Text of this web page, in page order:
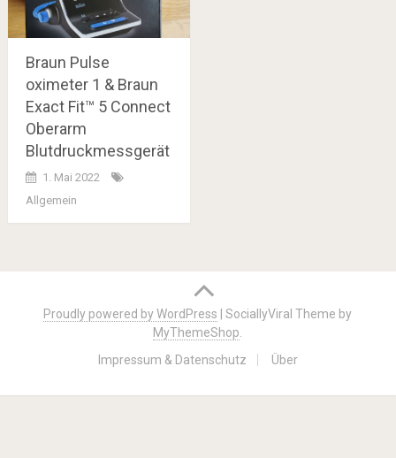
Braun Pulse
oximeter 1 & Braun
Exact Fit™ 5 Connect
Oberarm
Blutdruckmessgerät
1. Mai 2022
Allgemein
navigation
Proudly powered by WordPress |SociallyViral Theme by
MyThemeShop
Impressum & Datenschutz
Über